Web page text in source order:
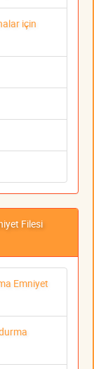
için
Filesi
Emniyet